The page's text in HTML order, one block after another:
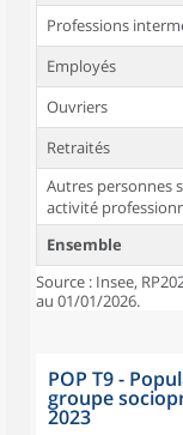
Professions
Employés
Ouvriers
Retraités
Autres personnes
activité
Ensemble
Source : Insee,
au 01/01/2026.
POP T9 -
groupe
2023